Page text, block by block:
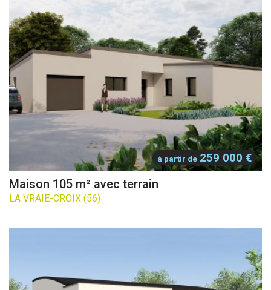
à partir de 259 000 €
Maison 105 m² avec terrain
LA VRAIE-CROIX (56)